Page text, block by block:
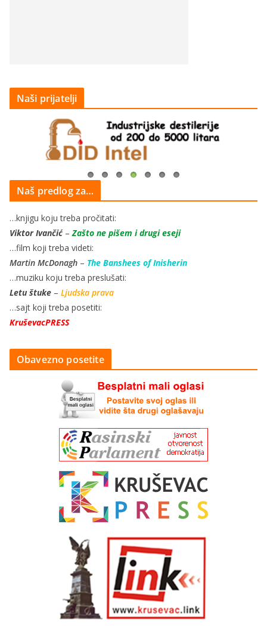
Naši prijatelji
Naš predlog za…
…knjigu koju treba pročitati:
Viktor Ivančić–Zašto ne pišem i drugi eseji
…film koji treba videti:
Martin McDonagh – The Banshees of Inisherin
…muziku koju treba preslušati:
Letu štuke – Ljudska prava
…sajt koji treba posetiti:
KruševacPRESS
Obavezno posetite